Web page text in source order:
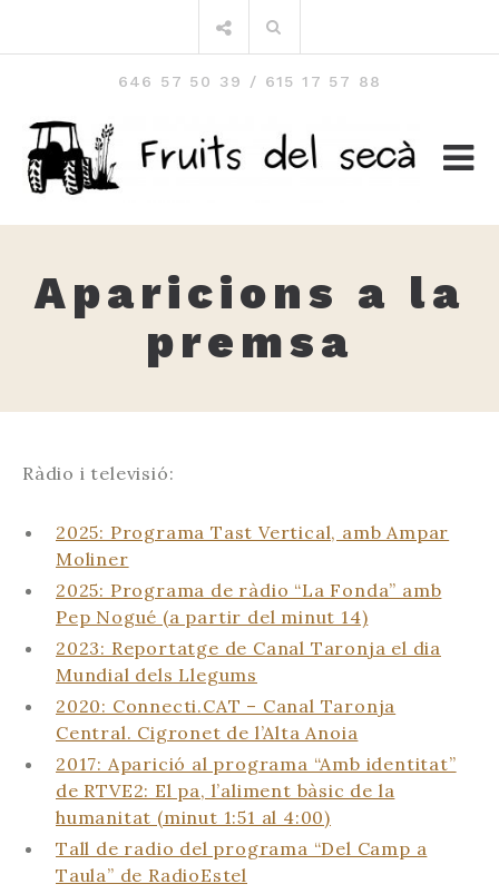
for:
646 57 50 39 / 615 17 57 88
Aparicions a la
premsa
Ràdio i televisió:
2025: Programa Tast Vertical, amb Ampar
Moliner
2025: Programa de ràdio “La Fonda” amb
Pep Nogué (a partir del minut 14)
2023: Reportatge de Canal Taronja el dia
Mundial dels Llegums
2020: Connecti.CAT – Canal Taronja
Central. Cigronet de l’Alta Anoia
2017: Aparició al programa “Amb identitat”
de RTVE2: El pa, l’aliment bàsic de la
humanitat (minut 1:51 al 4:00)
Tall de radio del programa “Del Camp a
Taula” de RadioEstel